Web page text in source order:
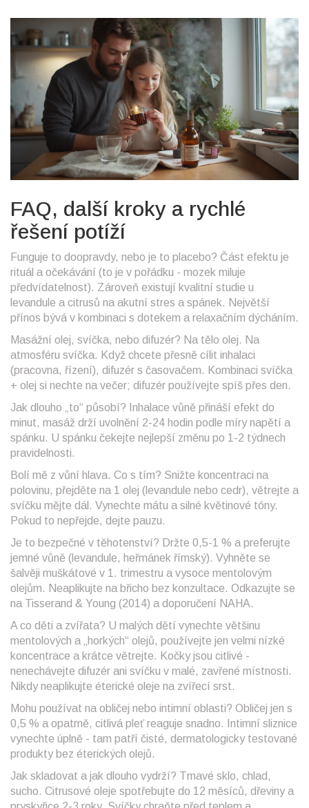
FAQ, další kroky a rychlé
řešení potíží
Funguje to doopravdy, nebo je to placebo? Část efektu je
rituál a očekávání (to je v pořádku - mozek miluje
předvídatelnost). Zároveň existují kvalitní studie u
levandule a citrusů na akutní stres a spánek. Největší
přínos bývá v kombinaci s dotekem a relaxačním dýcháním.
Masážní olej, svíčka, nebo difuzér? Na tělo olej. Na
atmosféru svíčka. Když chcete přesně cílit inhalaci
(pracovna, řízení), difuzér s časovačem. Kombinaci svíčka
+ olej si nechte na večer; difuzér používejte spíš přes den.
Jak dlouho „to“ působí? Inhalace vůně přináší efekt do
minut, masáž drží uvolnění 2-24 hodin podle míry napětí a
spánku. U spánku čekejte nejlepší změnu po 1-2 týdnech
pravidelnosti.
Bolí mě z vůní hlava. Co s tím? Snižte koncentraci na
polovinu, přejděte na 1 olej (levandule nebo cedr), větrejte a
svíčku mějte dál. Vynechte mátu a silné květinové tóny.
Pokud to nepřejde, dejte pauzu.
Je to bezpečné v těhotenství? Držte 0,5-1 % a preferujte
jemné vůně (levandule, heřmánek římský). Vyhněte se
šalvěji muškátové v 1. trimestru a vysoce mentolovým
olejům. Neaplikujte na břicho bez konzultace. Odkazujte se
na Tisserand & Young (2014) a doporučení NAHA.
A co děti a zvířata? U malých dětí vynechte většinu
mentolových a „horkých“ olejů, používejte jen velmi nízké
koncentrace a krátce větrejte. Kočky jsou citlivé -
nenechávejte difuzér ani svíčku v malé, zavřené místnosti.
Nikdy neaplikujte éterické oleje na zvířecí srst.
Mohu používat na obličej nebo intimní oblasti? Obličej jen s
0,5 % a opatrně, citlivá pleť reaguje snadno. Intimní sliznice
vynechte úplně - tam patří čisté, dermatologicky testované
produkty bez éterických olejů.
Jak skladovat a jak dlouho vydrží? Tmavé sklo, chlad,
sucho. Citrusové oleje spotřebujte do 12 měsíců, dřeviny a